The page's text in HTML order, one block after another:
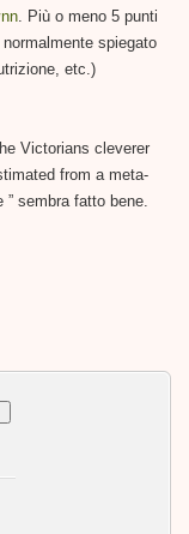
. Più o meno 5 punti
spiegato
etc.)
Victorians cleverer
from a meta-
sembra fatto bene.